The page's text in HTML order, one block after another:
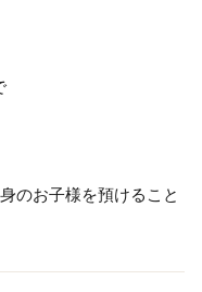
のお子様を預けること